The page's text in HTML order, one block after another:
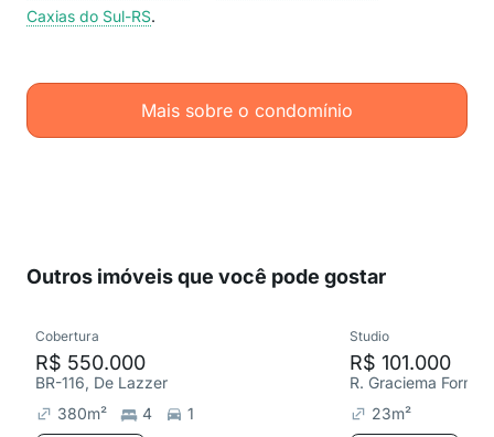
Caxias do Sul-RS.
Mais sobre o condomínio
Outros imóveis que você pode gostar
Cobertura
R$ 550.000
BR-116, De Lazzer
380m² 4
1
Studio
R$ 101.000
23m²